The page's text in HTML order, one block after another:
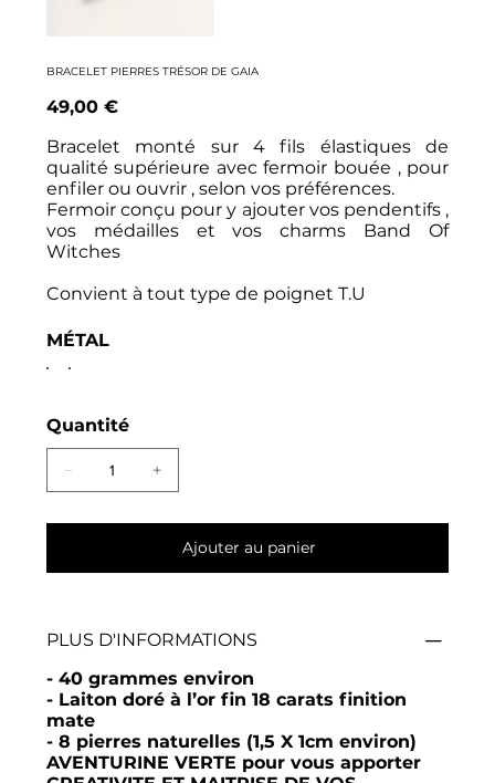
BRACELET PIERRES TRÉSOR DE GAIA
Prix
49,00 €
Bracelet monté sur 4 fils élastiques de
qualité supérieure avec fermoir bouée , pour
enfiler ou ouvrir , selon vos préférences.
Fermoir conçu pour y ajouter vos pendentifs ,
vos médailles et vos charms Band Of
Witches
Convient à tout type de poignet T.U
MÉTAL
Quantité
Ajouter au panier
PLUS D'INFORMATIONS
- 40 grammes environ
- Laiton doré à l’or fin 18 carats finition
mate
- 8 pierres naturelles (1,5 X 1cm environ)
AVENTURINE VERTE pour vous apporter